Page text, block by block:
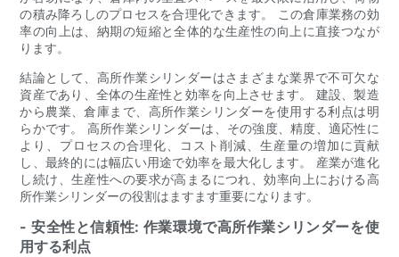
の積み降ろしのプロセスを合理化できます。 この倉庫業務の効
率の向上は、納期の短縮と全体的な生産性の向上に直接つなが
ります。
結論として、高所作業シリンダーはさまざまな業界で不可欠な
資産であり、全体の生産性と効率を向上させます。 建設、製造
から農業、倉庫まで、高所作業シリンダーを使用する利点は明
らかです。 高所作業シリンダーは、その強度、精度、適応性に
より、プロセスの合理化、コスト削減、生産量の増加に貢献
し、最終的には幅広い用途で効率を最大化します。 産業が進化
し続け、生産性への要求が高まるにつれ、効率向上における高
所作業シリンダーの役割はますます重要になります。
- 安全性と信頼性: 作業環境で高所作業シリンダーを使
用する利点